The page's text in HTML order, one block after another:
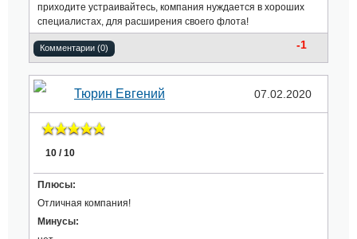
приходите устраивайтесь, компания нуждается в хороших
специалистах, для расширения своего флота!
Комментарии (0) -1
Тюрин Евгений 07.02.2020
10 / 10
Плюсы:
Отличная компания!
Минусы: